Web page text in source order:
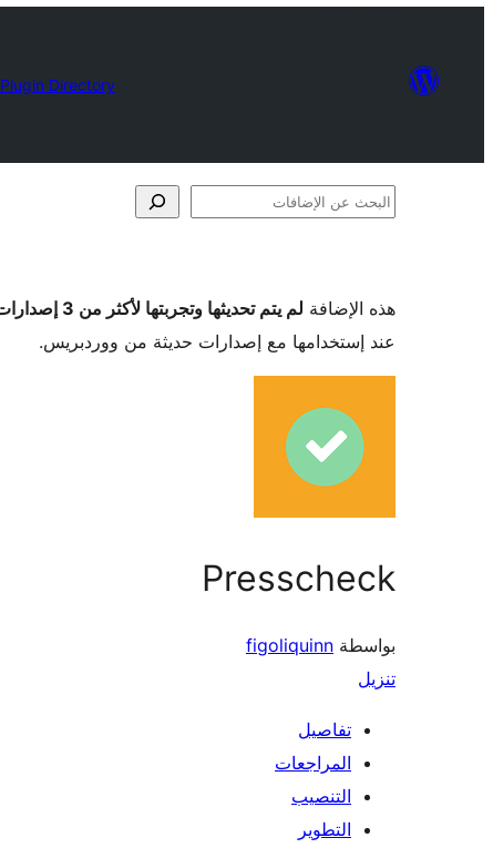
Plugin Directory
البحث
هذه الإضافة لم يتم تحديثها وتجربتها لأكثر من 3 إصدارات ووردبريس رئيسية
عند إستخدامها مع إصدارات حديثة من ووردبريس.
Presscheck
بواسطة figoliquinn
تنزيل
تفاصيل
المراجعات
التنصيب
التطوير